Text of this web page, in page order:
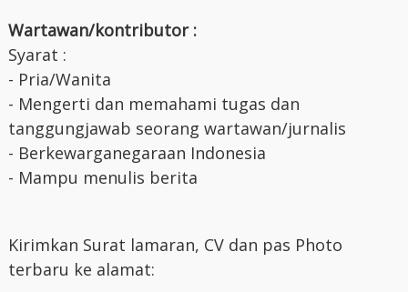
Wartawan/kontributor :
Syarat :
- Pria/Wanita
- Mengerti dan memahami tugas dan
tanggungjawab seorang wartawan/jurnalis
- Berkewarganegaraan Indonesia
- Mampu menulis berita
Kirimkan Surat lamaran, CV dan pas Photo
terbaru ke alamat: